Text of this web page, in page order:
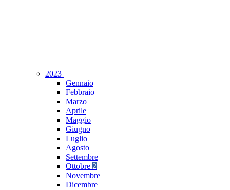
2023
Gennaio
Febbraio
Marzo
Aprile
Maggio
Giugno
Luglio
Agosto
Settembre
Ottobre 2
Novembre
Dicembre